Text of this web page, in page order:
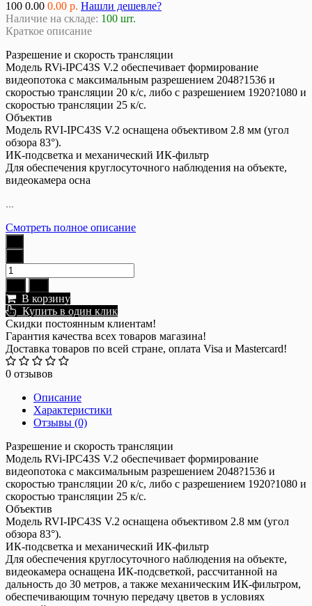
100 0.00 0.00 р. Нашли дешевле?
Наличие на складе: 100 шт.
Краткое описание
Разрешение и скорость трансляции
Модель RVi-IPC43S V.2 обеспечивает формирование
видеопотока с максимальным разрешением 2048?1536 и
скоростью трансляции 20 к/с, либо с разрешением 1920?1080 и
скоростью трансляции 25 к/с.
Объектив
Модель RVI-IPC43S V.2 оснащена объективом 2.8 мм (угол
обзора 83°).
ИК-подсветка и механический ИК-фильтр
Для обеспечения круглосуточного наблюдения на объекте,
видеокамера осна
...
Смотреть полное описание
В корзину
Купить в один клик
Скидки постоянным клиентам!
Гарантия качества всех товаров магазина!
Доставка товаров по всей стране, оплата Visa и Mastercard!
0 отзывов
Описание
Характеристики
Отзывы (0)
Разрешение и скорость трансляции
Модель RVi-IPC43S V.2 обеспечивает формирование
видеопотока с максимальным разрешением 2048?1536 и
скоростью трансляции 20 к/с, либо с разрешением 1920?1080 и
скоростью трансляции 25 к/с.
Объектив
Модель RVI-IPC43S V.2 оснащена объективом 2.8 мм (угол
обзора 83°).
ИК-подсветка и механический ИК-фильтр
Для обеспечения круглосуточного наблюдения на объекте,
видеокамера оснащена ИК-подсветкой, рассчитанной на
дальность до 30 метров, а также механическим ИК-фильтром,
обеспечивающим точную передачу цветов в условиях